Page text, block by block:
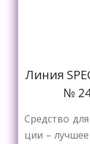
Линия
№ 24
Средство
ции –